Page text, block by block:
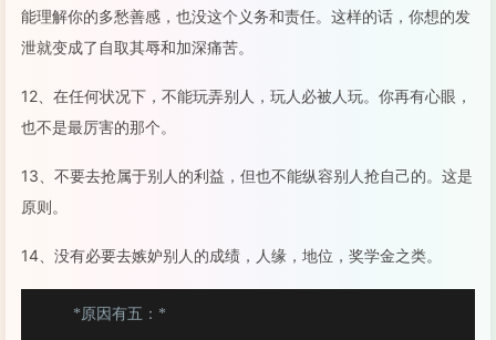
能理解你的多愁善感，也没这个义务和责任。这样的话，你想的发
泄就变成了自取其辱和加深痛苦。
12、在任何状况下，不能玩弄别人，玩人必被人玩。你再有心眼，
也不是最厉害的那个。
13、不要去抢属于别人的利益，但也不能纵容别人抢自己的。这是
原则。
14、没有必要去嫉妒别人的成绩，人缘，地位，奖学金之类。
*原因有五：*